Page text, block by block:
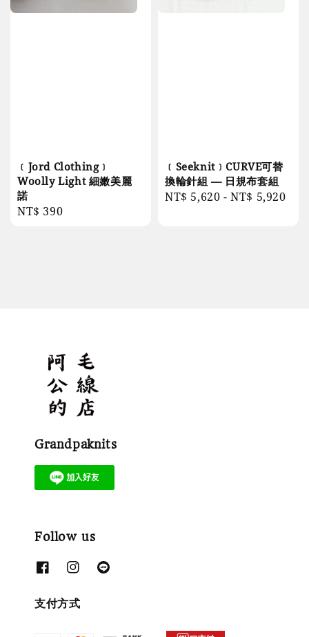
﹝Jord Clothing﹞
Woolly Light 細嫩美麗
諾
Regular
NT$ 390
﹝Seeknit﹞CURVE可替
換輪針組 — 日規布套組
Regular
NT$ 5,620 -NT$ 5,920
Grandpaknits
Follow us
支付方式